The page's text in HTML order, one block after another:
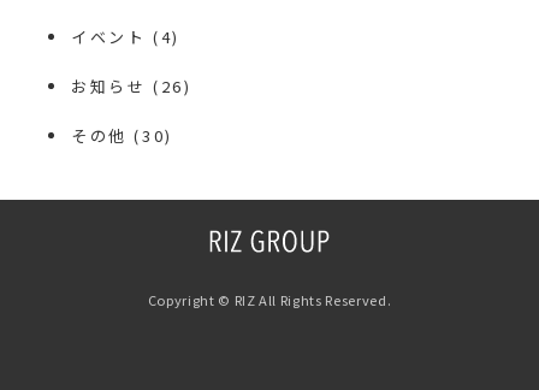
イベント (4)
お知らせ (26)
その他 (30)
Copyright © RIZ All Rights Reserved.